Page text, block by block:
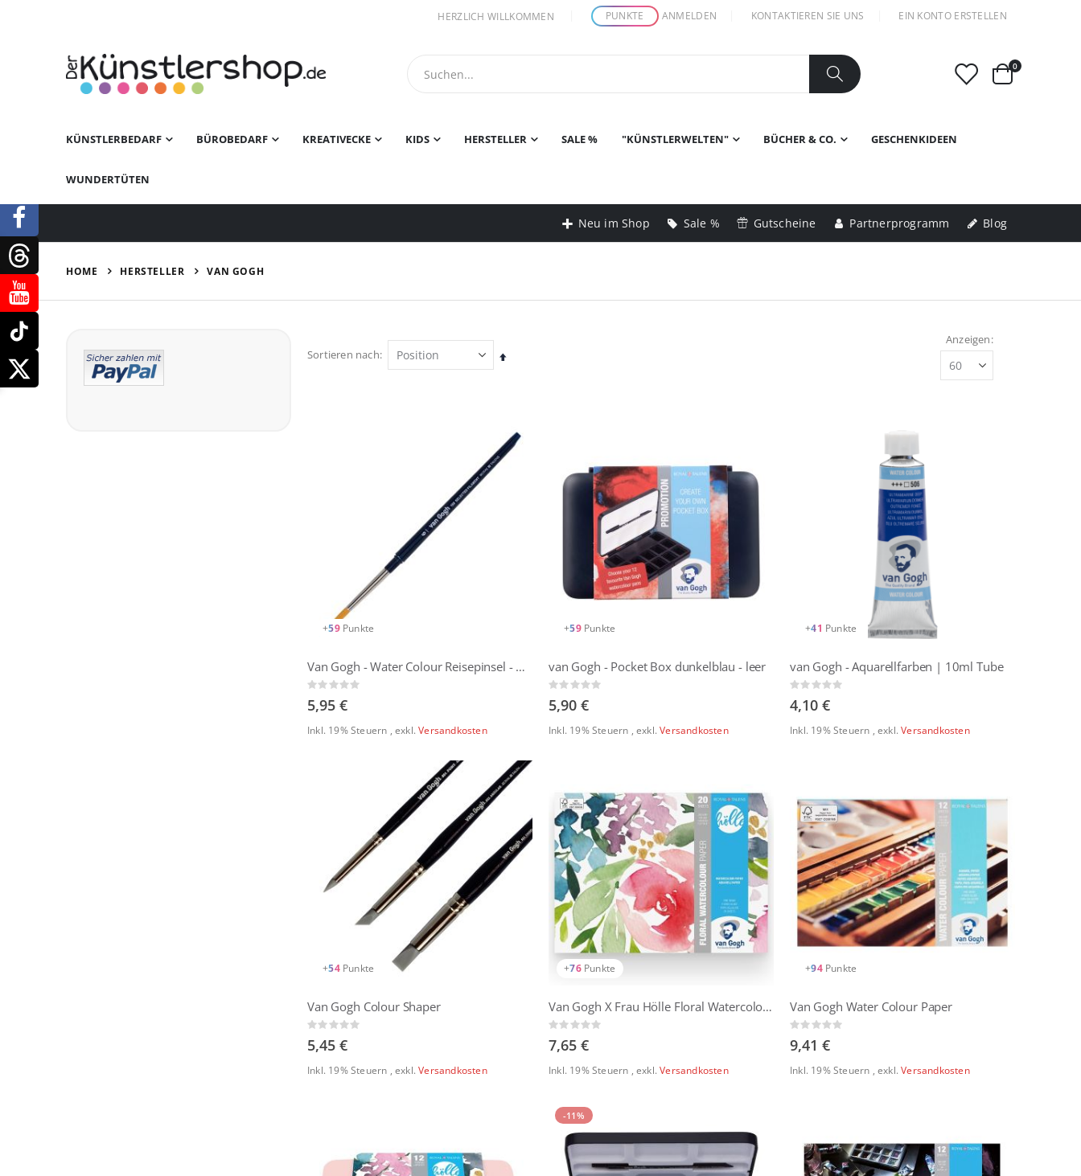
HERZLICH WILLKOMMEN PUNKTE ANMELDEN KONTAKTIEREN SIE UNS EIN KONTO ERSTELLEN
Warenkorb
0Artikel
KÜNSTLERBEDARF BÜROBEDARF KREATIVECKE KIDS HERSTELLER SALE % "KÜNSTLERWELTEN" BÜCHER & CO. GESCHENKIDEEN
WUNDERTÜTEN
Neu im Shop Sale % Gutscheine Partnerprogramm Blog
HOME HERSTELLER VAN GOGH
Sortieren nach
In
Anzeigen
+59 Punkte
Van Gogh - Water Colour Reisepinsel - Größe 6
Rating:
0%
5,95 €
Inkl. 19% Steuern ,exkl.Versandkosten
+59 Punkte
van Gogh - Pocket Box dunkelblau - leer
Rating:
0%
5,90 €
Inkl. 19% Steuern , exkl.Versandkosten
+41 Punkte
van Gogh - Aquarellfarben | 10ml Tube
Rating:
0%
4,10 €
Inkl. 19% Steuern , exkl.Versandkosten
+54 Punkte
Van Gogh Colour Shaper
Rating:
0%
5,45 €
Inkl. 19% Steuern ,exkl.Versandkosten
+76 Punkte
Van Gogh X Frau Hölle Floral Watercolour Aquarellpapier
Rating:
0%
7,65 €
Inkl. 19% Steuern , exkl.Versandkosten
+94 Punkte
Van Gogh Water Colour Paper
Rating:
0%
9,41 €
Inkl. 19% Steuern , exkl.Versandkosten
-11%